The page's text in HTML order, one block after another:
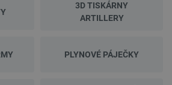
3D TISKÁRNY
ARTILLERY
PLYNOVÉ PÁJEČKY